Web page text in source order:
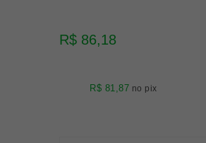
R$ 86,18
R$ 81,87 no pix